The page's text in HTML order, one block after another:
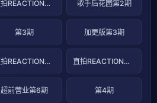
直拍REACTION第4期 歌手后花园第2期
第3期 加更版第3期
直拍REACTION第5期 直拍REACTION第6期
超前营业第6期 第4期